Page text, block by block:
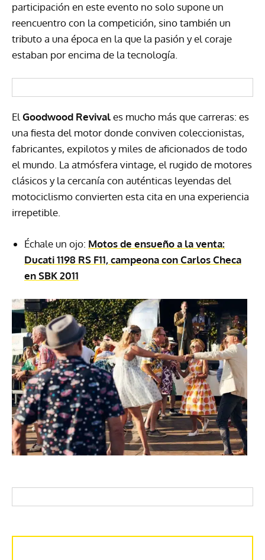
participación en este evento no solo supone un
reencuentro con la competición, sino también un
tributo a una época en la que la pasión y el coraje
estaban por encima de la tecnología.
El Goodwood Revivales mucho más que carreras: es
una fiesta del motor donde conviven coleccionistas,
fabricantes, expilotos y miles de aficionados de todo
el mundo. La atmósfera vintage, el rugido de motores
clásicos y la cercanía con auténticas leyendas del
motociclismo convierten esta cita en una experiencia
irrepetible.
Échale un ojo: Motos de ensueño a la venta:
Ducati 1198 RS F11, campeona con Carlos Checa
en SBK 2011